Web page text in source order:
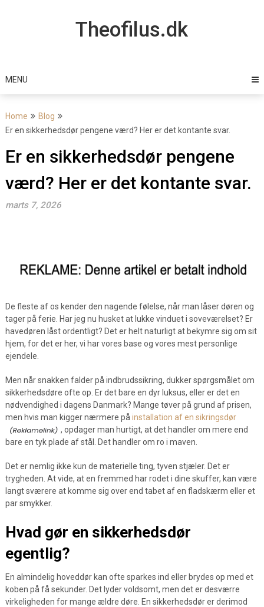
Theofilus.dk
MENU
Home
Blog
Er en sikkerhedsdør pengene værd? Her er det kontante svar.
Er en sikkerhedsdør pengene
værd? Her er det kontante svar.
marts 7, 2026
De fleste af os kender den nagende følelse, når man låser døren og
tager på ferie. Har jeg nu husket at lukke vinduet i soveværelset? Er
havedøren låst ordentligt? Det er helt naturligt at bekymre sig om sit
hjem, for det er her, vi har vores base og vores mest personlige
ejendele.
Men når snakken falder på indbrudssikring, dukker spørgsmålet om
sikkerhedsdøre ofte op. Er det bare en dyr luksus, eller er det en
nødvendighed i dagens Danmark? Mange tøver på grund af prisen,
men hvis man kigger nærmere på installation af en sikringsdør
, opdager man hurtigt, at det handler om mere end
bare en tyk plade af stål. Det handler om ro i maven.
Det er nemlig ikke kun de materielle ting, tyven stjæler. Det er
trygheden. At vide, at en fremmed har rodet i dine skuffer, kan være
langt sværere at komme sig over end tabet af en fladskærm eller et
par smykker.
Hvad gør en sikkerhedsdør
egentlig?
En almindelig hoveddør kan ofte sparkes ind eller brydes op med et
koben på få sekunder. Det lyder voldsomt, men det er desværre
virkeligheden for mange ældre døre. En sikkerhedsdør er derimod